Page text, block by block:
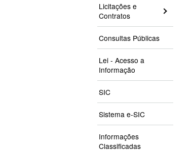
Licitações e
Contratos
Consultas Públicas
Lei - Acesso a
Informação
SIC
Sistema e-SIC
Informações
Classificadas